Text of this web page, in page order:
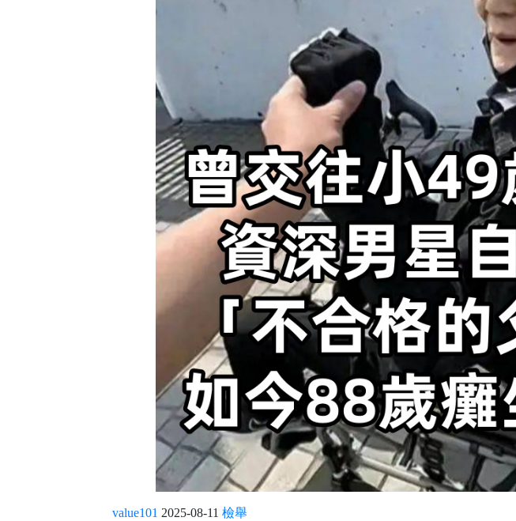
value101 2025-08-11 檢舉